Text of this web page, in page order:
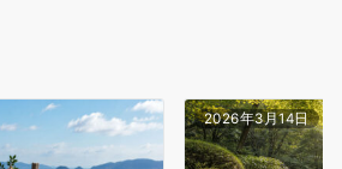
2026年3月14日